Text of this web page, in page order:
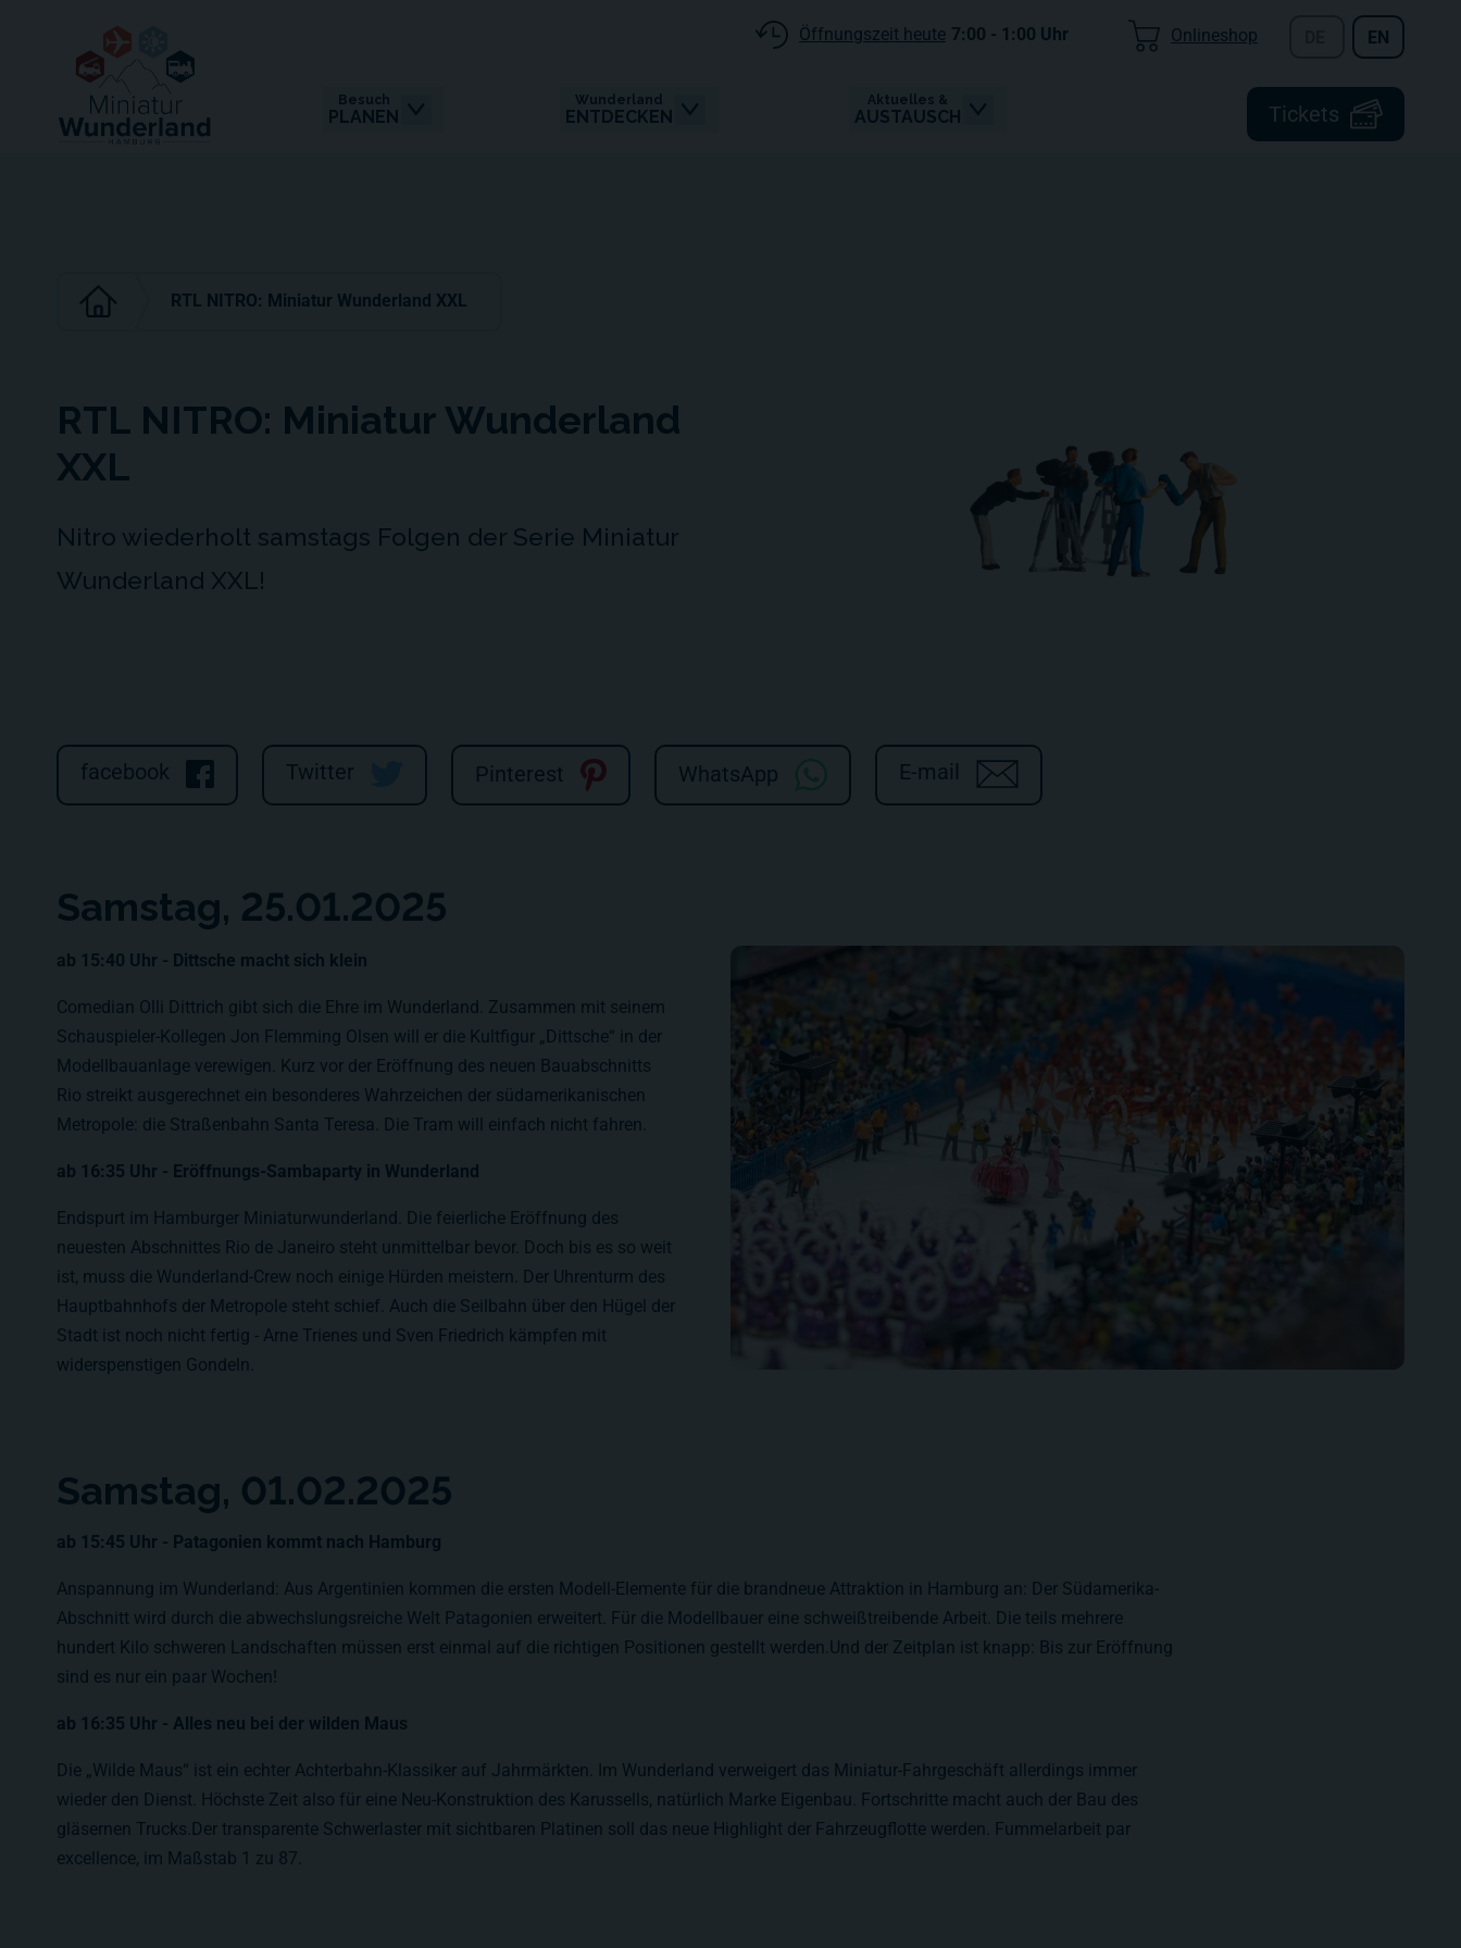
Tickets
Besuch
PLANEN
Wunderland
ENTDECKEN
Aktuelles &
AUSTAUSCH
Öffnungszeit heute 7:00 - 1:00 Uhr Onlineshop EN
RTL NITRO: Miniatur Wunderland XXL
RTL NITRO: Miniatur Wunderland
XXL
Nitro wiederholt samstags Folgen der Serie Miniatur
Wunderland XXL!
facebook Twitter Pinterest WhatsApp E-mail
Samstag, 25.01.2025
ab 15:40 Uhr - Dittsche macht sich klein
Comedian Olli Dittrich gibt sich die Ehre im Wunderland. Zusammen mit seinem
Schauspieler-Kollegen Jon Flemming Olsen will er die Kultfigur „Dittsche“ in der
Modellbauanlage verewigen. Kurz vor der Eröffnung des neuen Bauabschnitts
Rio streikt ausgerechnet ein besonderes Wahrzeichen der südamerikanischen
Metropole: die Straßenbahn Santa Teresa. Die Tram will einfach nicht fahren.
ab 16:35 Uhr - Eröffnungs-Sambaparty in Wunderland
Endspurt im Hamburger Miniaturwunderland. Die feierliche Eröffnung des
neuesten Abschnittes Rio de Janeiro steht unmittelbar bevor. Doch bis es so weit
ist, muss die Wunderland-Crew noch einige Hürden meistern. Der Uhrenturm des
Hauptbahnhofs der Metropole steht schief. Auch die Seilbahn über den Hügel der
Stadt ist noch nicht fertig - Arne Trienes und Sven Friedrich kämpfen mit
widerspenstigen Gondeln.
Samstag, 01.02.2025
ab 15:45 Uhr - Patagonien kommt nach Hamburg
Anspannung im Wunderland: Aus Argentinien kommen die ersten Modell-Elemente für die brandneue Attraktion in Hamburg an: Der Südamerika-
Abschnitt wird durch die abwechslungsreiche Welt Patagonien erweitert. Für die Modellbauer eine schweißtreibende Arbeit. Die teils mehrere
hundert Kilo schweren Landschaften müssen erst einmal auf die richtigen Positionen gestellt werden.Und der Zeitplan ist knapp: Bis zur Eröffnung
sind es nur ein paar Wochen!
ab 16:35 Uhr - Alles neu bei der wilden Maus
Die „Wilde Maus“ ist ein echter Achterbahn-Klassiker auf Jahrmärkten. Im Wunderland verweigert das Miniatur-Fahrgeschäft allerdings immer
wieder den Dienst. Höchste Zeit also für eine Neu-Konstruktion des Karussells, natürlich Marke Eigenbau. Fortschritte macht auch der Bau des
gläsernen Trucks.Der transparente Schwerlaster mit sichtbaren Platinen soll das neue Highlight der Fahrzeugflotte werden. Fummelarbeit par
excellence, im Maßstab 1 zu 87.